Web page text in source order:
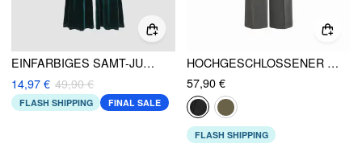
EINFARBIGES SAMT-JUMPSUIT MIT SPITZAUSSCHNITT, ÄRMELLOS UND GERIFFELT
14,97 € 49,90 €
FLASH SHIPPING FINAL SALE
HOCHGESCHLOSSENER ÄRMELLOSER OVERALL MIT GÜRTEL
57,90 €
FLASH SHIPPING